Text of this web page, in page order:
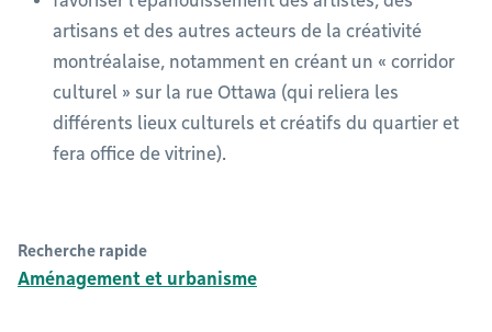
artisans et des autres acteurs de la créativité
montréalaise, notamment en créant un « corridor
culturel » sur la rue Ottawa (qui reliera les
différents lieux culturels et créatifs du quartier et
fera office de vitrine).
Recherche rapide
Aménagement et urbanisme